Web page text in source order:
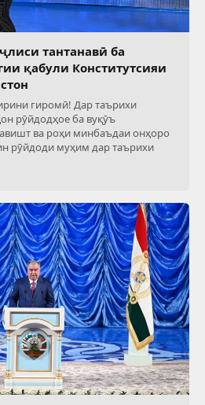
тантанавӣ ба
қабули Конститутсияи
гиромӣ! Дар таърихи
рӯйдодҳое ба вуқӯъ
ва роҳи минбаъдаи онҳоро
рӯйдоди муҳим дар таърихи